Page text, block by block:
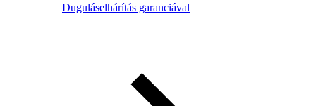
Duguláselhárítás garanciával